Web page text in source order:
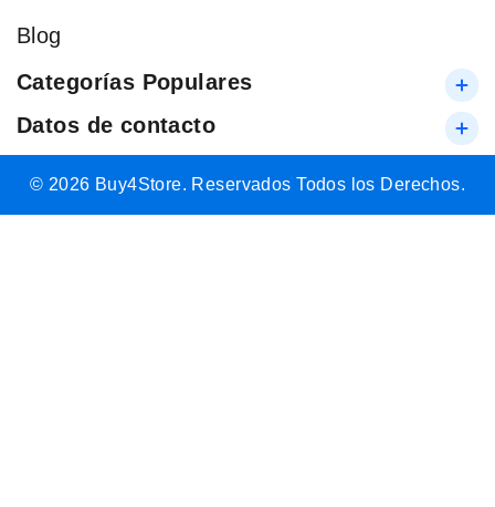
Blog
Categorías Populares
Datos de contacto
© 2026 Buy4Store. Reservados Todos los Derechos.